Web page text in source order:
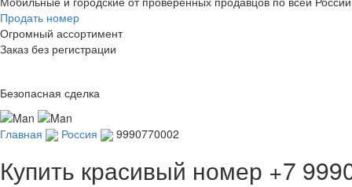
Продать номер
Огромный ассортимент
Заказ без регистрации
Безопасная сделка
Главная Россия 9990770002
Купить красивый номер +7